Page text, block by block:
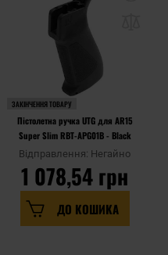
ЗАКІНЧЕННЯ ТОВАРУ
Пістолетна ручка UTG для AR15
Super Slim RBT-APG01B - Black
Відправлення: Негайно
1 078,54 грн
ДО КОШИКА